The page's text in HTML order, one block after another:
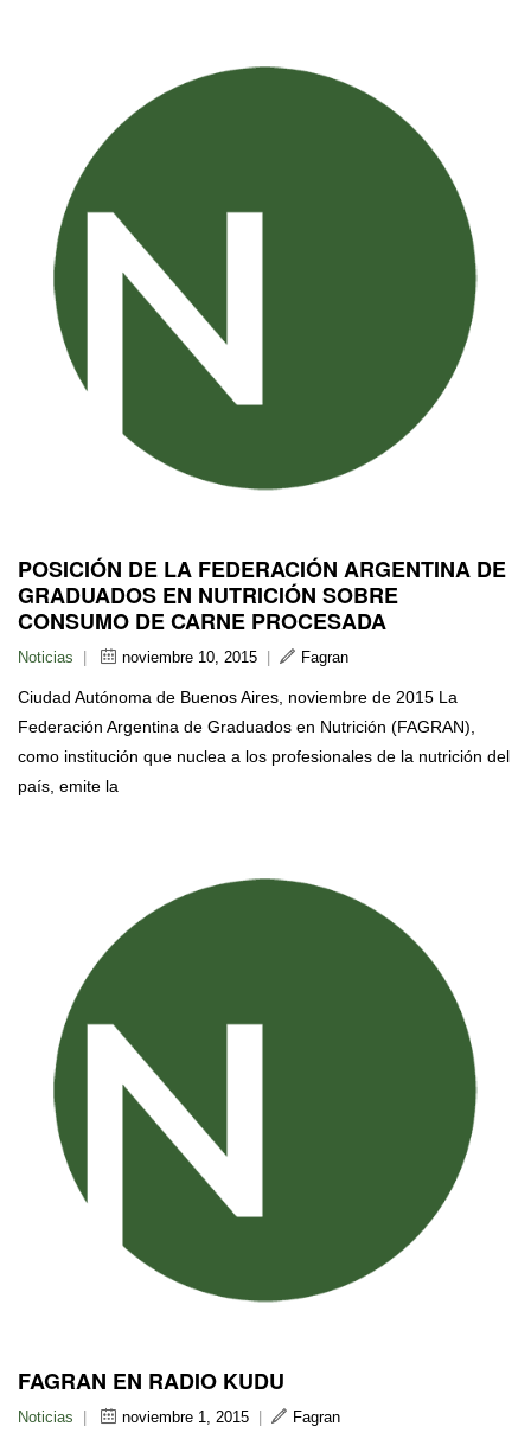
POSICIÓN DE LA FEDERACIÓN ARGENTINA DE
GRADUADOS EN NUTRICIÓN SOBRE
CONSUMO DE CARNE PROCESADA
Noticias noviembre 10, 2015 Fagran
Ciudad Autónoma de Buenos Aires, noviembre de 2015 La
Federación Argentina de Graduados en Nutrición (FAGRAN),
como institución que nuclea a los profesionales de la nutrición del
país, emite la
FAGRAN EN RADIO KUDU
Noticias noviembre 1, 2015 Fagran